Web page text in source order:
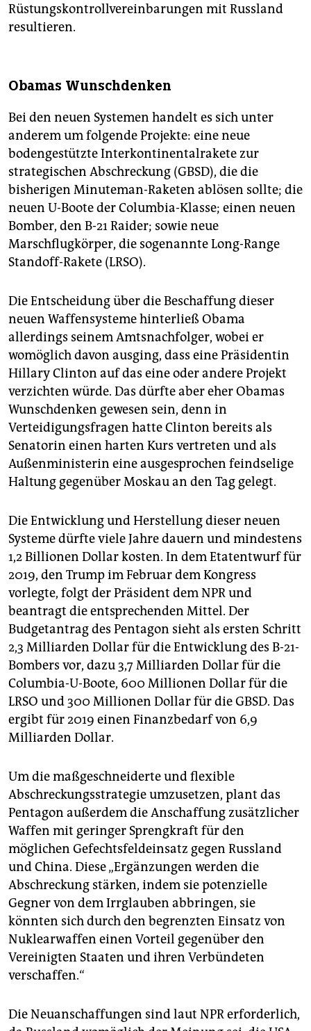
Rüstungskontrollvereinbarungen mit Russland
resultieren.
Obamas Wunschdenken
Bei den neuen Systemen handelt es sich unter
anderem um folgende Projekte: eine neue
bodengestützte Interkontinentalrakete zur
strategischen Abschreckung (GBSD), die die
bisherigen Minuteman-Raketen ablösen sollte; die
neuen U-Boote der Columbia-Klasse; einen neuen
Bomber, den B-21 Raider; sowie neue
Marschflugkörper, die sogenannte Long-Range
Standoff-Rakete (LRSO).
Die Entscheidung über die Beschaffung dieser
neuen Waffensysteme hinterließ Obama
allerdings seinem Amtsnachfolger, wobei er
womöglich davon ausging, dass eine Präsidentin
Hillary Clinton auf das eine oder andere Projekt
verzichten würde. Das dürfte aber eher Obamas
Wunschdenken gewesen sein, denn in
Verteidigungsfragen hatte Clinton bereits als
Senatorin einen harten Kurs vertreten und als
Außenministerin eine ausgesprochen feindselige
Haltung gegenüber Moskau an den Tag gelegt.
Die Entwicklung und Herstellung dieser neuen
Systeme dürfte viele Jahre dauern und mindestens
1,2 Billionen Dollar kosten. In dem Etatentwurf für
2019, den Trump im Februar dem Kongress
vorlegte, folgt der Präsident dem NPR und
beantragt die entsprechenden Mittel. Der
Budgetantrag des Pentagon sieht als ersten Schritt
2,3 Milliarden Dollar für die Entwicklung des B-21-
Bombers vor, dazu 3,7 Milliarden Dollar für die
Columbia-U-Boote, 600 Millionen Dollar für die
LRSO und 300 Millionen Dollar für die GBSD. Das
ergibt für 2019 einen Finanzbedarf von 6,9
Milliarden Dollar.
Um die maßgeschneiderte und flexible
Abschreckungsstrategie umzusetzen, plant das
Pentagon außerdem die Anschaffung zusätzlicher
Waffen mit geringer Sprengkraft für den
möglichen Gefechtsfeldeinsatz gegen Russland
und China. Diese „Ergänzungen werden die
Abschreckung stärken, indem sie potenzielle
Gegner von dem Irrglauben abbringen, sie
könnten sich durch den begrenzten Einsatz von
Nuklearwaffen einen Vorteil gegenüber den
Vereinigten Staaten und ihren Verbündeten
verschaffen.“
Die Neuanschaffungen sind laut NPR erforderlich,